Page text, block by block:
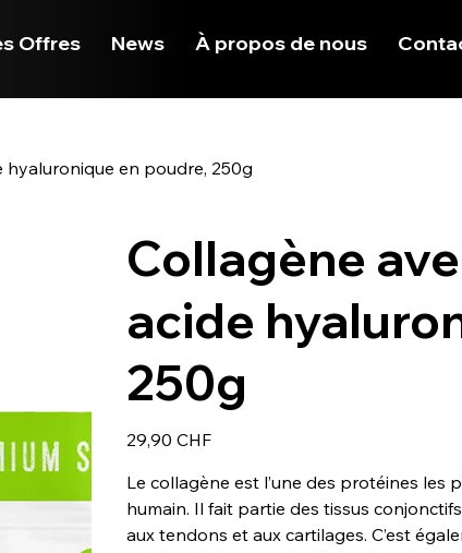
Offres News À propos de nous
hyaluronique en poudre, 250g
Collagène
acide
250g
Prix
29,90 CHF
Le collagène est l’une des protéines
humain. Il fait partie des tissus
aux tendons et aux cartilages. C’est